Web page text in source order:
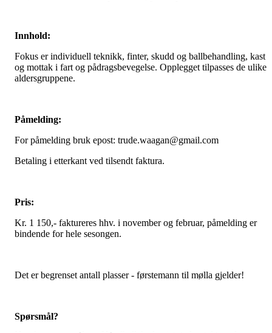
Innhold:
Fokus er individuell teknikk, finter, skudd og ballbehandling, kast
og mottak i fart og pådragsbevegelse. Opplegget tilpasses de ulike
aldersgruppene.
Påmelding:
For påmelding bruk epost: trude.waagan@gmail.com
Betaling i etterkant ved tilsendt faktura.
Pris:
Kr. 1 150,- faktureres hhv. i november og februar, påmelding er
bindende for hele sesongen.
Det er begrenset antall plasser - førstemann til mølla gjelder!
Spørsmål?